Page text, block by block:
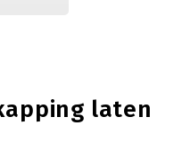
laten